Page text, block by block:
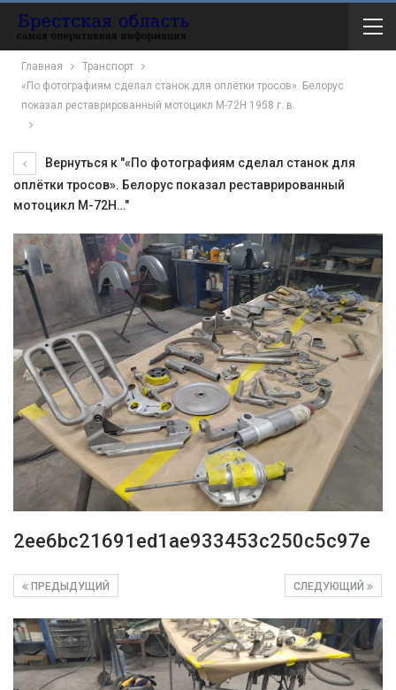
Главная
Транспорт
«По фотографиям сделал станок для оплётки тросов». Белорус
показал реставрированный мотоцикл М-72Н 1958 г. в.
Вернуться к "«По фотографиям сделал станок для
оплётки тросов». Белорус показал реставрированный
мотоцикл М-72Н…"
2ee6bc21691ed1ae933453c250c5c97e
СЛЕДУЮЩИЙ
ПРЕДЫДУЩИЙ